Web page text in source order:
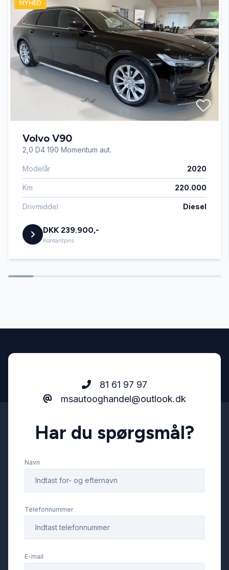
Højdejusterbart førersæde
Kørecomputer
Læderrat
Stofsæder
Sædevarme
Tågelygter
USB tilslutning
NYHED
Volvo V90
2,0 D4 190 Momentum aut.
Modelår 2020
Km 220.000
Drivmiddel Diesel
DKK 239.900,-
Kontantpris
81 61 97 97
msautooghandel@outlook.dk
Har du spørgsmål?
Navn
Telefonnummer
E-mail